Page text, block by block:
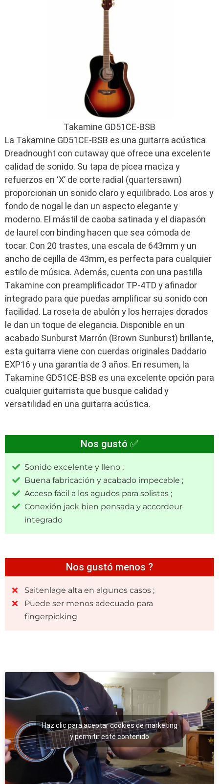
Takamine GD51CE-BSB
La Takamine GD51CE-BSB es una guitarra acústica
Dreadnought con cutaway que ofrece una excelente
calidad de sonido. Su tapa de pícea maciza y
refuerzos en ‘X’ de corte radial (quartersawn)
proporcionan un sonido claro y equilibrado. Los aros y
fondo de nogal le dan un aspecto elegante y
moderno. El mástil de caoba satinada y el diapasón
de laurel con binding hacen que sea cómoda de
tocar. Con 20 trastes, una escala de 643mm y un
ancho de cejilla de 43mm, es perfecta para cualquier
estilo de música. Además, cuenta con una pastilla
Takamine con preamplificador TP-4TD y afinador
integrado para que puedas amplificar su sonido con
facilidad. La roseta de abulón y los herrajes dorados
le dan un toque de elegancia. Disponible en un
acabado Sunburst Marrón (Brown Sunburst) brillante,
esta guitarra viene con cuerdas originales Daddario
EXP16 y una garantía de 3 años. En resumen, la
Takamine GD51CE-BSB es una excelente opción para
cualquier guitarrista que busque calidad y
versatilidad en una guitarra acústica.
Nos gustó ✅
Sonido excelente y lleno ;
Buena fabricación y acabado impecable ;
Acceso fácil a los agudos para solistas ;
Conexión jack bien pensada y accordeur
integrado
Nos gustó menos ?
Saitenlage alta en algunos casos ;
Puede ser menos adecuado para
fingerpicking
Haz clic para aceptar cookies de marketing
y permitir este contenido